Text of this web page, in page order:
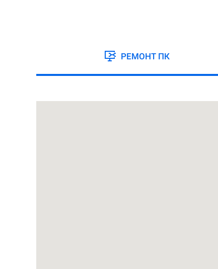
РЕМОНТ ПК